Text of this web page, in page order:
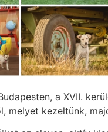
a XVII.
melyet kezeltünk,